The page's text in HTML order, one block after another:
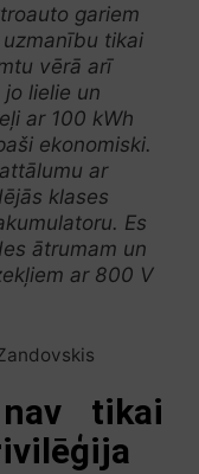
gariem
tikai
vērā arī
lielie un
ar 100 kWh
ekonomiski.
ar
klases
Es
ātrumam un
ar 800 V
tikai